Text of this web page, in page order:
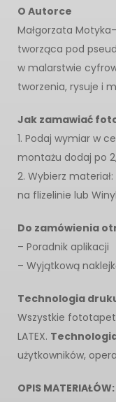
O Autorce
Małgorzata
tworząca pod
w malarstwie
tworzenia, rysuje i
Jak zamawiać
1. Podaj wymiar w
montażu dodaj po
2. Wybierz
na flizelinie lub
Do zamówienia
– Poradnik aplikacji
– Wyjątkową
Technologia
Wszystkie
LATEX.
użytkowników,
OPIS MATERIAŁÓW: